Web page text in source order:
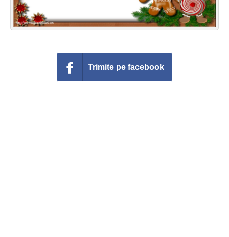
Felicitari animate
Invitatii personalizate
Trimite pe facebook